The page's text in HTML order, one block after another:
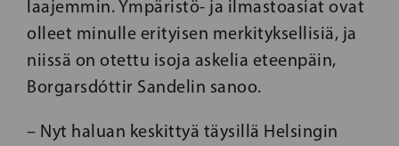
laajemmin. Ympäristö- ja ilmastoasiat ovat
olleet minulle erityisen merkityksellisiä, ja
niissä on otettu isoja askelia eteenpäin,
Borgarsdóttir Sandelin sanoo.
– Nyt haluan keskittyä täysillä Helsingin